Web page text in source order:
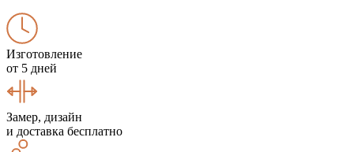
Изготовление
от 5 дней
Замер, дизайн
и доставка бесплатно